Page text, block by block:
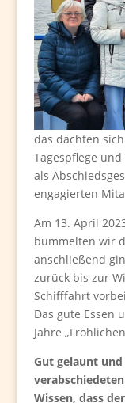
das dachten
Tagespflege
als
engagierten
Am 13. April
bummelten wir
anschließend
zurück bis zur
Schifffahrt
Das gute Essen
Jahre
Gut gelaunt
Wissen, dass